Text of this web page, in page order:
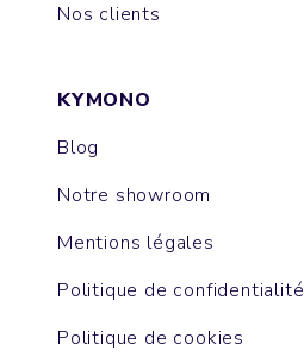
Nos clients
KYMONO
Blog
Notre showroom
Mentions légales
Politique de confidentialité
Politique de cookies